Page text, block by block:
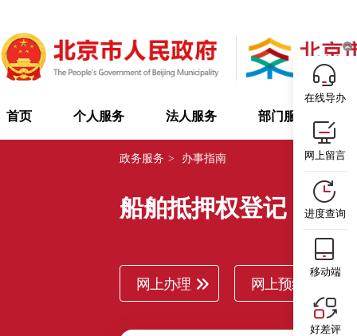
首页 个人服务 法人服务 部门服务
政务服务 > 办事指南
船舶抵押权登记
网上办理 网上预约
在线导办
网上留言
进度查询
移动端
好差评